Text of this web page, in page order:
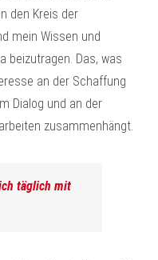
den Kreis der
mein Wissen und
beizutragen. Das, was
an der Schaffung
Dialog und an der
zusammenhängt.
täglich mit